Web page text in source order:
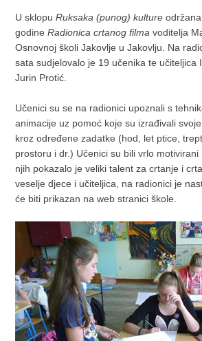
U sklopuRuksaka (punog) kulture
godineRadionica crtanog filma voditelja
Osnovnoj školi Jakovlje u Jakovlju. Na
sata sudjelovalo je 19 učenika te učiteljica
Jurin Protić.
Učenici su se na radionici upoznali s
animacije uz pomoć koje su izrađivali
kroz određene zadatke (hod, let ptice,
prostoru i dr.) Učenici su bili vrlo
njih pokazalo je veliki talent za crtanje i
veselje djece i učiteljica, na radionici je
će biti prikazan na web stranici škole.